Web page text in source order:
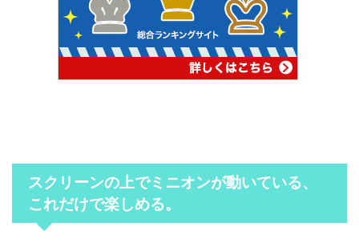
スクリーンの上でミニオンが動いている、
これだけで楽しめる。